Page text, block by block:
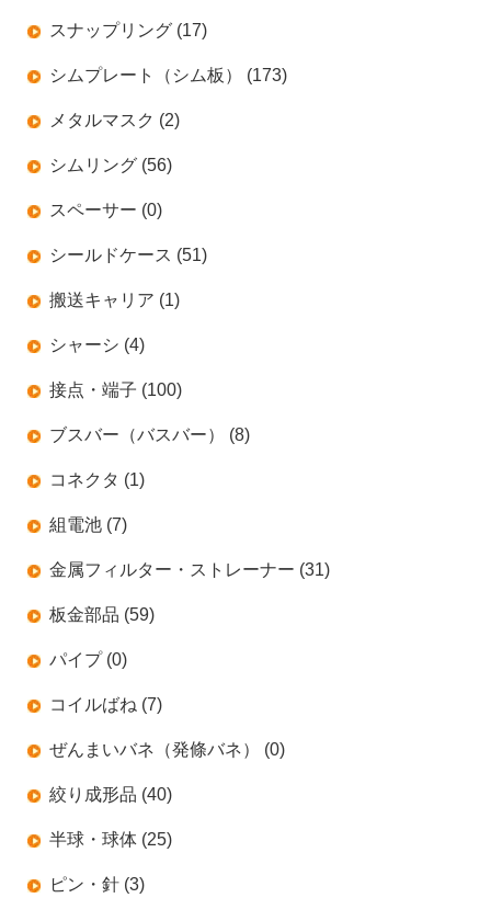
スナップリング (17)
シムプレート（シム板） (173)
メタルマスク (2)
シムリング (56)
スペーサー (0)
シールドケース (51)
搬送キャリア (1)
シャーシ (4)
接点・端子 (100)
ブスバー（バスバー） (8)
コネクタ (1)
組電池 (7)
金属フィルター・ストレーナー (31)
板金部品 (59)
パイプ (0)
コイルばね (7)
ぜんまいバネ（発條バネ） (0)
絞り成形品 (40)
半球・球体 (25)
ピン・針 (3)